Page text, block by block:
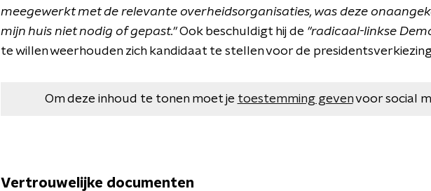
meegewerkt met de relevante overheidsorganisaties, was deze
mijn huis niet nodig of gepast."Ook beschuldigt hij de "radicaal-linkse
te willen weerhouden zich kandidaat te stellen voor de
Om deze inhoud te tonen moet je toestemming gevenvoor social
Vertrouwelijke documenten